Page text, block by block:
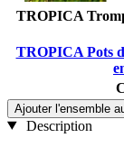
TROPICA
TROPICA Pots
Ajouter l'ensemble
Description